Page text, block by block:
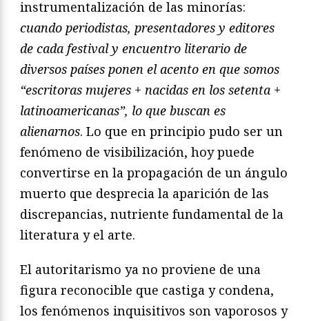
instrumentalización de las minorías:
cuando periodistas, presentadores y editores
de cada festival y encuentro literario de
diversos países ponen el acento en que somos
“escritoras mujeres + nacidas en los setenta +
latinoamericanas”, lo que buscan es
alienarnos. Lo que en principio pudo ser un
fenómeno de visibilización, hoy puede
convertirse en la propagación de un ángulo
muerto que desprecia la aparición de las
discrepancias, nutriente fundamental de la
literatura y el arte.
El autoritarismo ya no proviene de una
figura reconocible que castiga y condena,
los fenómenos inquisitivos son vaporosos y